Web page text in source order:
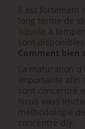
Il est
long terme de
liquide à
sont
Comment bien
La maturation
importante
sont concentré
Nous vous
méthodologie
concentré diy.